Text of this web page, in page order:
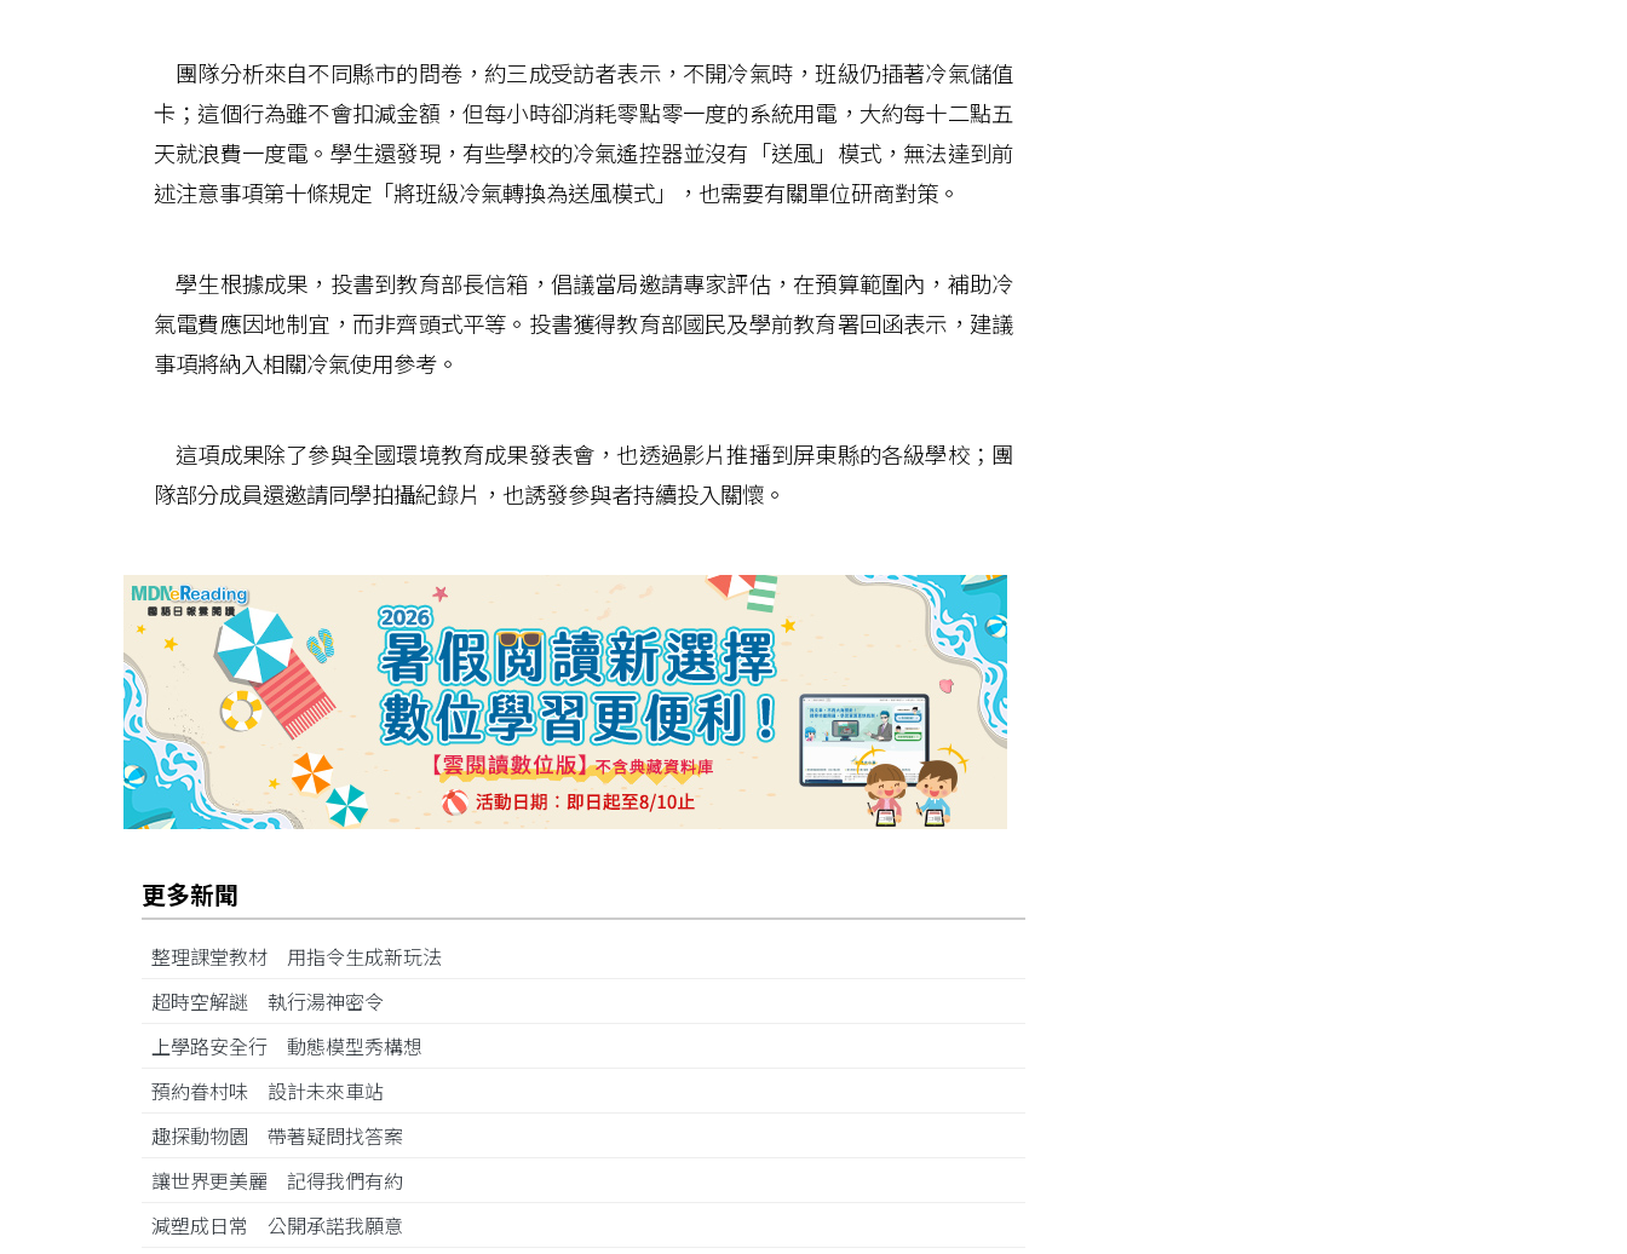
團隊分析來自不同縣市的問卷，約三成受訪者表示，不開冷氣時，班級仍插著冷氣儲值
卡；這個行為雖不會扣減金額，但每小時卻消耗零點零一度的系統用電，大約每十二點五
天就浪費一度電。學生還發現，有些學校的冷氣遙控器並沒有「送風」模式，無法達到前
述注意事項第十條規定「將班級冷氣轉換為送風模式」，也需要有關單位研商對策。
學生根據成果，投書到教育部長信箱，倡議當局邀請專家評估，在預算範圍內，補助冷
氣電費應因地制宜，而非齊頭式平等。投書獲得教育部國民及學前教育署回函表示，建議
事項將納入相關冷氣使用參考。
這項成果除了參與全國環境教育成果發表會，也透過影片推播到屏東縣的各級學校；團
隊部分成員還邀請同學拍攝紀錄片，也誘發參與者持續投入關懷。
更多新聞
整理課堂教材 用指令生成新玩法
超時空解謎 執行湯神密令
上學路安全行 動態模型秀構想
預約眷村味 設計未來車站
趣探動物園 帶著疑問找答案
讓世界更美麗 記得我們有約
減塑成日常 公開承諾我願意